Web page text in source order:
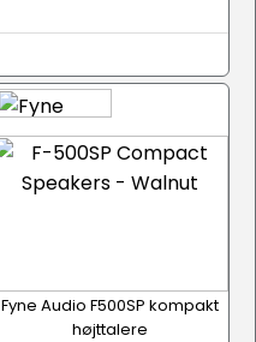
Fyne Audio F500SP kompakt
højttalere